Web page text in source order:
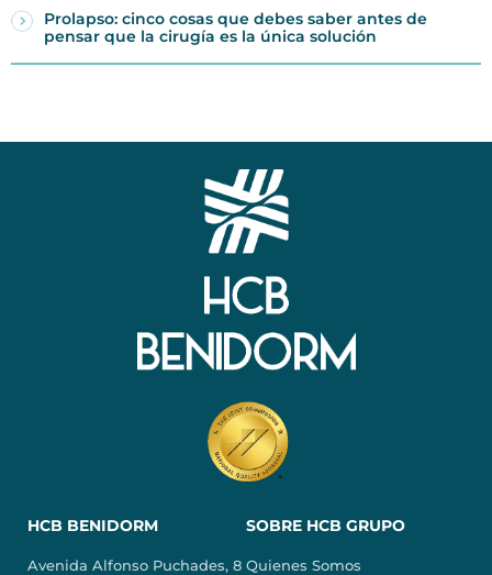
Prolapso: cinco cosas que debes saber antes de
pensar que la cirugía es la única solución
HCB BENIDORM
Avenida Alfonso Puchades, 8
SOBRE HCB GRUPO
Quienes Somos